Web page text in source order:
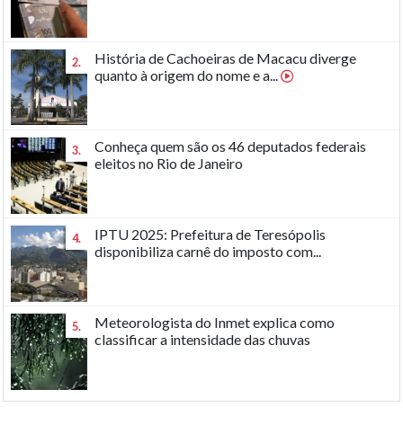
2.
História de Cachoeiras de Macacu diverge
quanto à origem do nome e a...
3.
Conheça quem são os 46 deputados federais
eleitos no Rio de Janeiro
4.
IPTU 2025: Prefeitura de Teresópolis
disponibiliza carnê do imposto com...
5.
Meteorologista do Inmet explica como
classificar a intensidade das chuvas